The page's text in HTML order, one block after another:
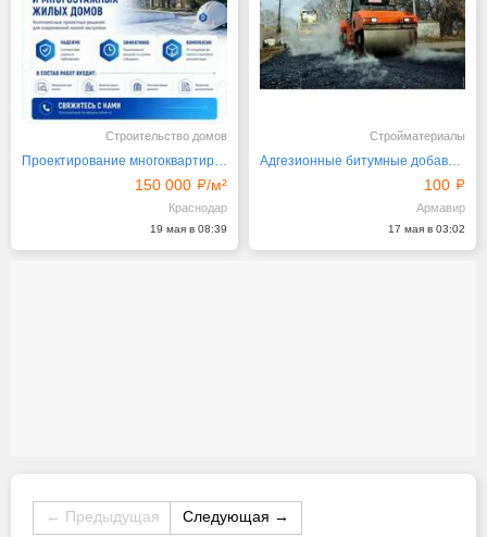
Строительство домов
Проектирование многоквартирных и многоэтажных домов
150 000 /м²
Краснодар
19 мая в 08:39
Стройматериалы
Адгезионные битумные добавки АФТ для асфальта
100
Армавир
17 мая в 03:02
← Предыдущая Следующая →